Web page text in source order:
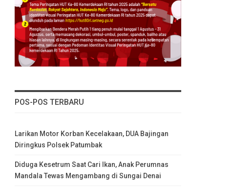
POS-POS TERBARU
Larikan Motor Korban Kecelakaan, DUA Bajingan
Diringkus Polsek Patumbak
Diduga Kesetrum Saat Cari Ikan, Anak Perumnas
Mandala Tewas Mengambang di Sungai Denai